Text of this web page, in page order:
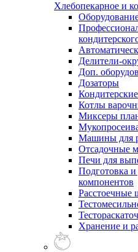
Хлебопекарное и
Делители-
Доп.
Дозаторы
Котлы
Миксеры
Машины для
Отсадочные
Печи для
Подготовка
компонентов
Расстоечные
Хранение и